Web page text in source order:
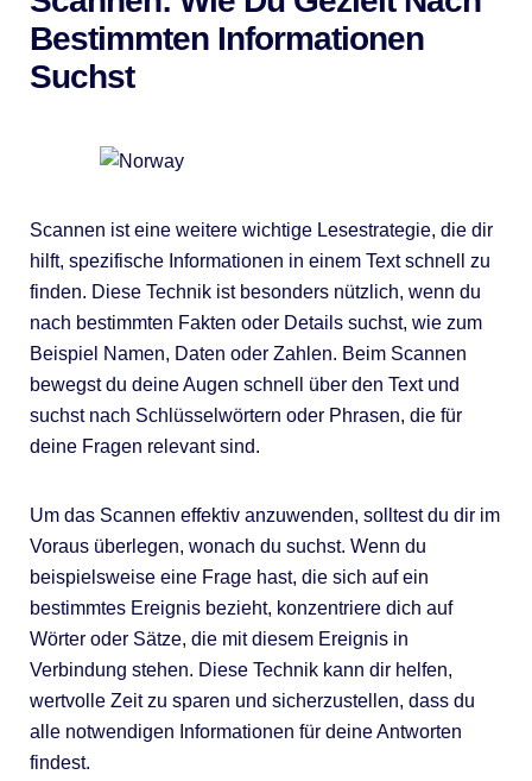
Bestimmten Informationen
Suchst
Scannen ist eine weitere wichtige Lesestrategie, die dir
hilft, spezifische Informationen in einem Text schnell zu
finden. Diese Technik ist besonders nützlich, wenn du
nach bestimmten Fakten oder Details suchst, wie zum
Beispiel Namen, Daten oder Zahlen. Beim Scannen
bewegst du deine Augen schnell über den Text und
suchst nach Schlüsselwörtern oder Phrasen, die für
deine Fragen relevant sind.
Um das Scannen effektiv anzuwenden, solltest du dir im
Voraus überlegen, wonach du suchst. Wenn du
beispielsweise eine Frage hast, die sich auf ein
bestimmtes Ereignis bezieht, konzentriere dich auf
Wörter oder Sätze, die mit diesem Ereignis in
Verbindung stehen. Diese Technik kann dir helfen,
wertvolle Zeit zu sparen und sicherzustellen, dass du
alle notwendigen Informationen für deine Antworten
findest.